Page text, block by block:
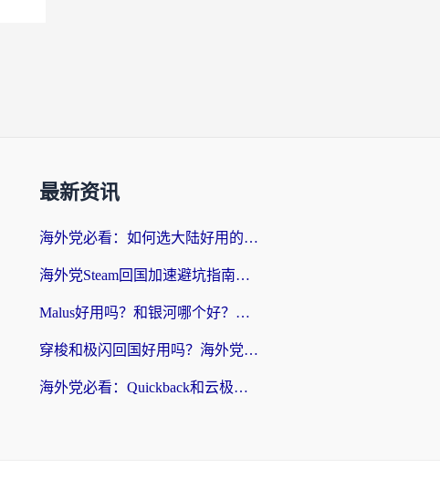
最新资讯
海外党必看：如何选大陆好用的vpn？一篇解决你的回国访问难题
海外党Steam回国加速避坑指南：从延迟卡顿到无缝畅玩，我踩过的坑和最优解
Malus好用吗？和银河哪个好？海外党选回国加速器的避坑指南（附乌克兰玩国内游戏实测）
穿梭和极闪回国好用吗？海外党亲测4款加速器+1个隐藏宝藏
海外党必看：Quickback和云极好用吗？3招教你选对回国加速器（附PC端VPN实测对比）